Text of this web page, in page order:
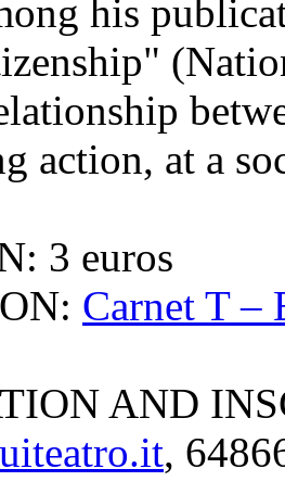
his
action, at a
3 euros
Carnet T –
AND
,